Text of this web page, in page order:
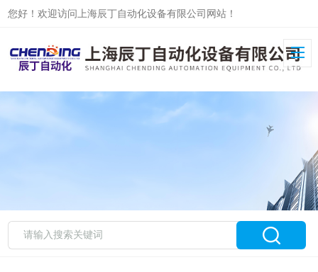
您好！欢迎访问上海辰丁自动化设备有限公司网站！